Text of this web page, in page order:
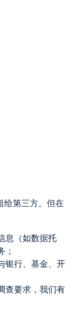
给第三方。但在
息（如数据托
银行、基金、开
查要求，我们有